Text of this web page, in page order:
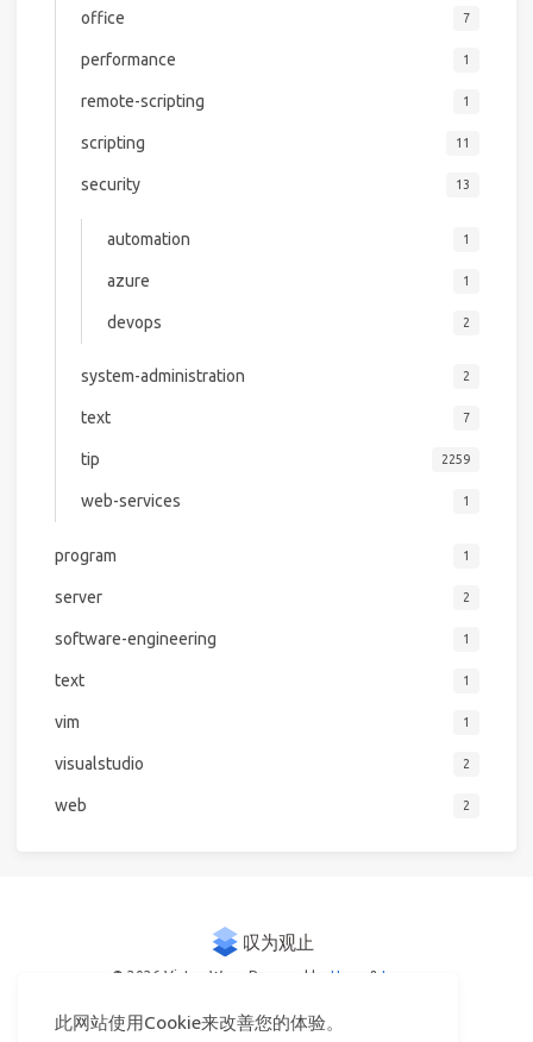
此网站使用Cookie来改善您的体验。
office 7
performance 1
remote-scripting 1
scripting 11
security 13
automation 1
azure 1
devops 2
system-administration 2
text 7
tip 2259
web-services 1
program 1
server 2
software-engineering 1
text 1
vim 1
visualstudio 2
web 2
© 2026 Victor Woo Powered by Hexo & Icarus